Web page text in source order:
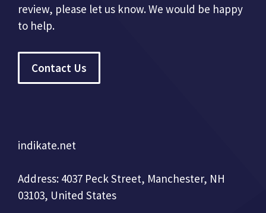
review, please let us know. We would be happy
to help.
Contact Us
indikate.net
Address: 4037 Peck Street, Manchester, NH
03103, United States